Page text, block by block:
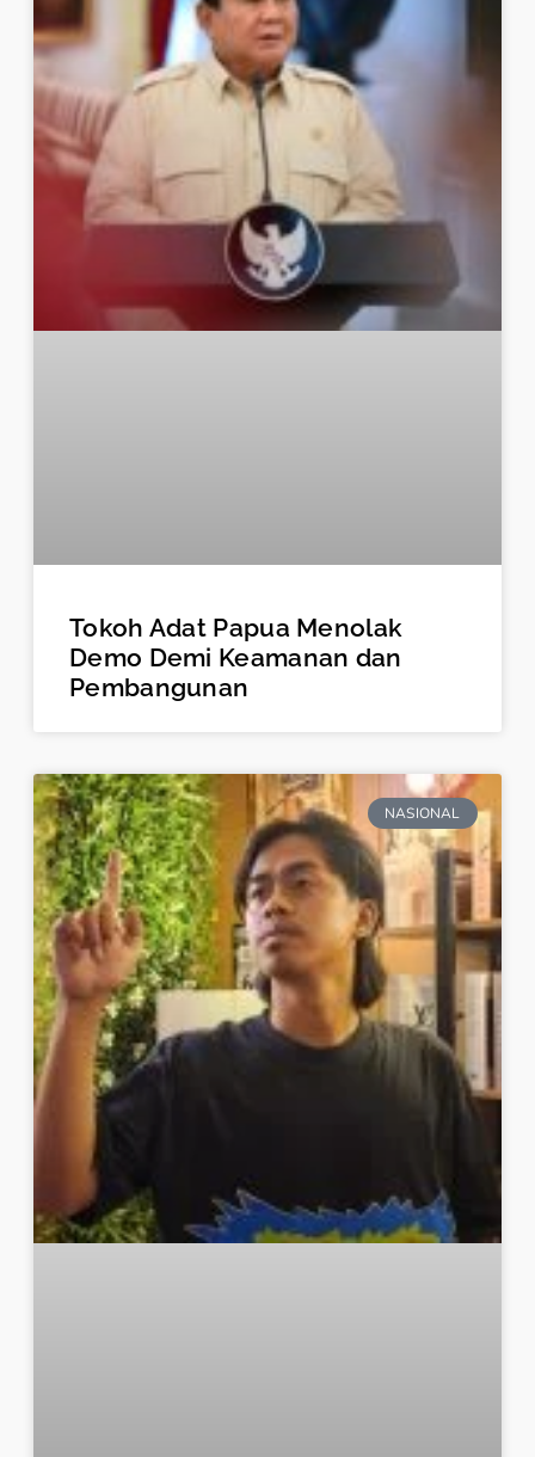
Tokoh Adat Papua Menolak
Demo Demi Keamanan dan
Pembangunan
NASIONAL